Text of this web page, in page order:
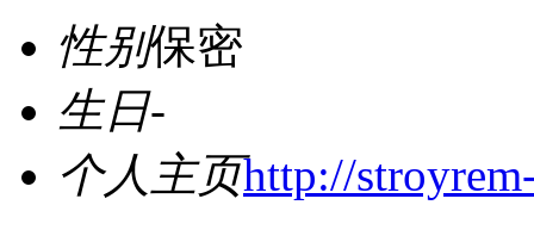
性别保密
生日-
个人主页http://